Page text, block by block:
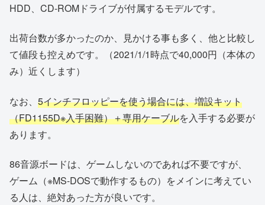
HDD、CD-ROMドライブが付属するモデルです。
出荷台数が多かったのか、見かける事も多く、他と比較し
て値段も控えめです。（2021/1/1時点で40,000円（本体の
み）近くします）
なお、 5インチフロッピーを使う場合には、増設キット
（FD1155D※入手困難）＋専用ケーブルを入手する必要が
あります。
86音源ボードは、ゲームしないのであれば不要ですが、
ゲーム（※MS-DOSで動作するもの）をメインに考えてい
る人は、絶対あった方が良いです。